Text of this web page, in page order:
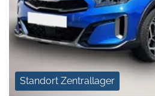
Standort Zentrallager